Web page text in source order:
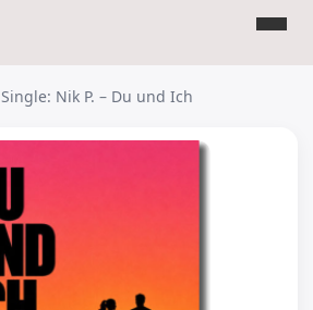
Single: Nik P. – Du und Ich